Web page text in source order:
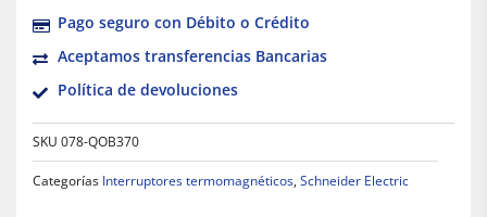
Pago seguro con Débito o Crédito
Aceptamos transferencias Bancarias
Política de devoluciones
SKU 078-QOB370
Categorías Interruptores termomagnéticos, Schneider Electric